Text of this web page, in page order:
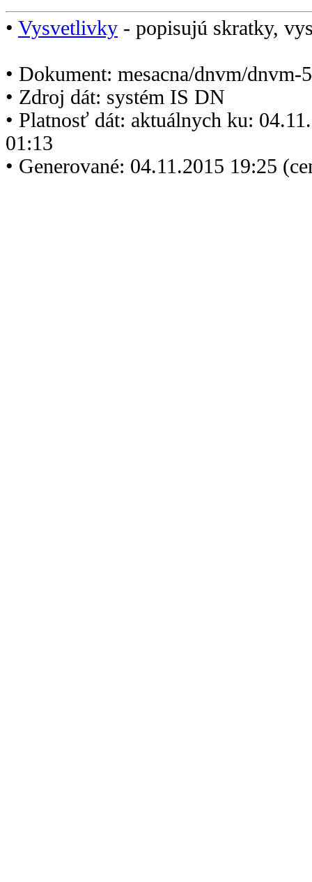
• Vysvetlivky - popisujú skratky,
• Dokument: mesacna/dnvm/dnvm-
• Zdroj dát: systém IS DN
• Platnosť dát: aktuálnych ku:
01:13
• Generované: 04.11.2015 19:25